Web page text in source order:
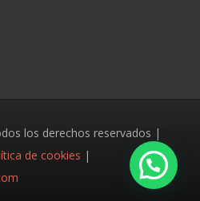
los derechos reservados |
de cookies |